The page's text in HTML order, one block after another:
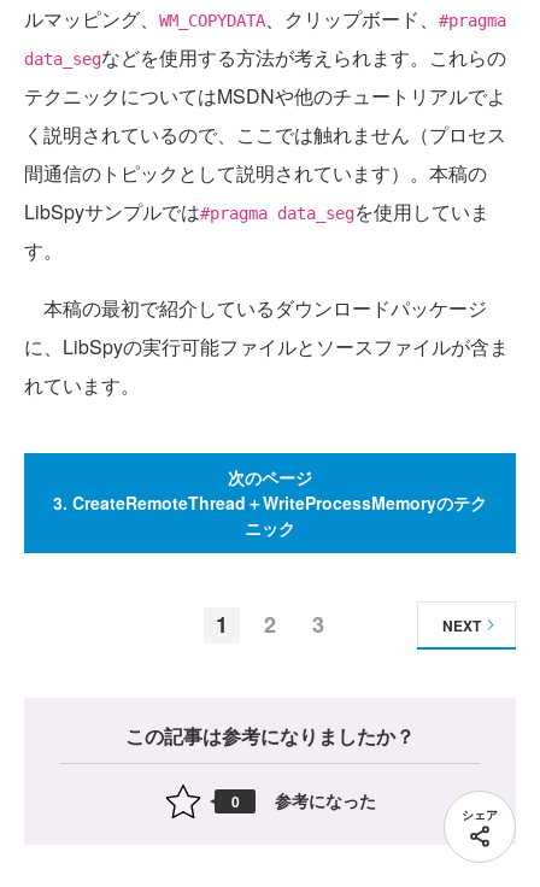
ルマッピング、
WM_COPYDATA、クリップボード、
#pragma
data_segなどを使用する方法が考えられます。これらの
テクニックについてはMSDNや他のチュートリアルでよ
く説明されているので、ここでは触れません（プロセス
間通信のトピックとして説明されています）。本稿の
LibSpyサンプルでは#pragma data_segを使用していま
す。
本稿の最初で紹介しているダウンロードパッケージ
に、LibSpyの実行可能ファイルとソースファイルが含ま
れています。
次のページ
3. CreateRemoteThread＋WriteProcessMemoryのテク
ニック
1 2 3 NEXT
この記事は参考になりましたか？
0 参考になった
シェア